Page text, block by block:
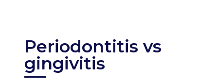
Periodontitis vs
gingivitis